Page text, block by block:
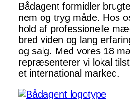
Bådagent formidler
nem og tryg måde. Hos
hold af professionelle
bred viden og lang
og salg. Med vores 18
repræsenterer vi lokal
et international marked.